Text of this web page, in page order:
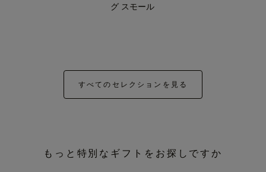
グ スモール
すべてのセレクションを見る
もっと特別なギフトをお探しですか